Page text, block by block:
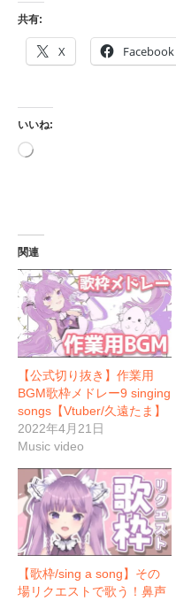
共有:
X Facebook
いいね:
読
み
関連
【公式切り抜き】作業用
BGM歌枠メドレー9 singing
songs【Vtuber/久遠たま】
2022年4月21日
Music video
【歌枠/sing a song】その
場リクエストで歌う！鼻声